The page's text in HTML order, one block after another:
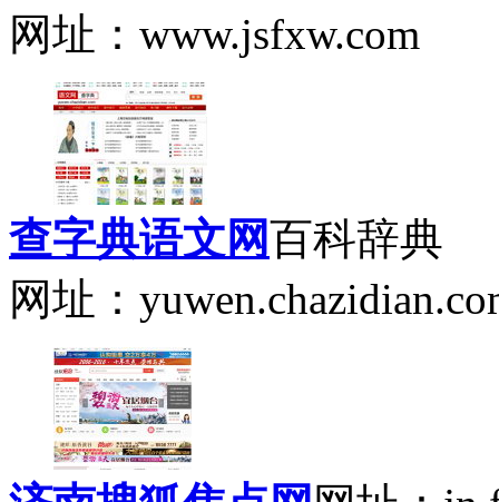
网址：www.jsfxw.com
查字典语文网百科辞典
网址：